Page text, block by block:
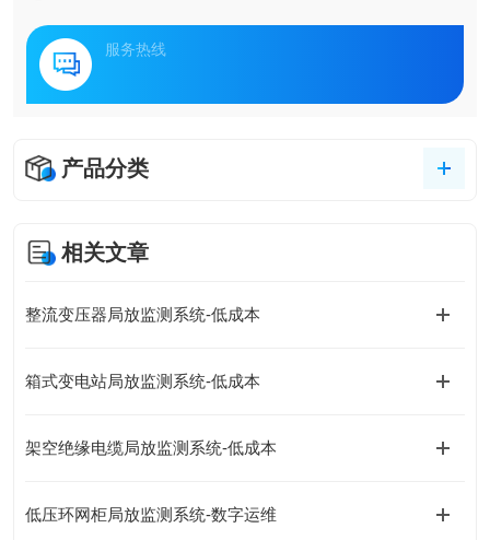
服务热线
产品分类
相关文章
整流变压器局放监测系统-低成本
箱式变电站局放监测系统-低成本
架空绝缘电缆局放监测系统-低成本
低压环网柜局放监测系统-数字运维